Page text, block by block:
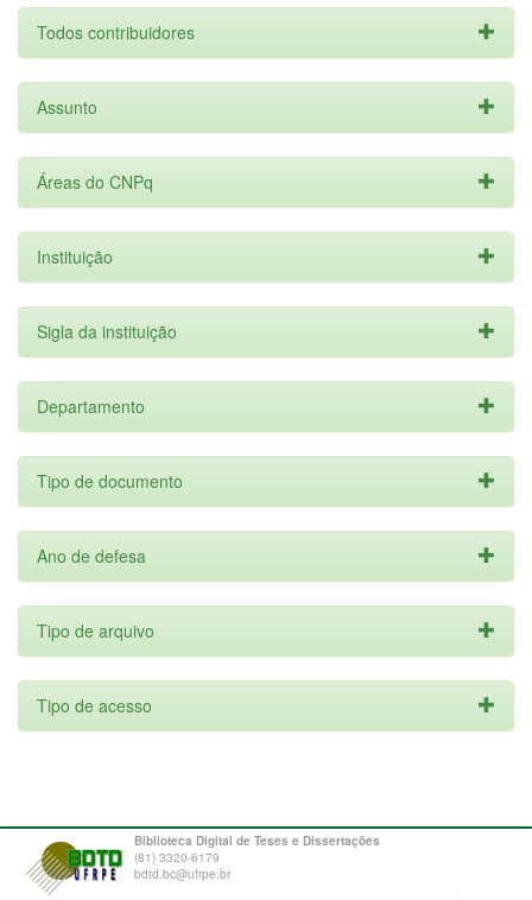
Todos contribuidores
Assunto
Áreas do CNPq
Instituição
Sigla da instituição
Departamento
Tipo de documento
Ano de defesa
Tipo de arquivo
Tipo de acesso
Biblioteca Digital de Teses e Dissertações
(81) 3320-6179
bdtd.bc@ufrpe.br